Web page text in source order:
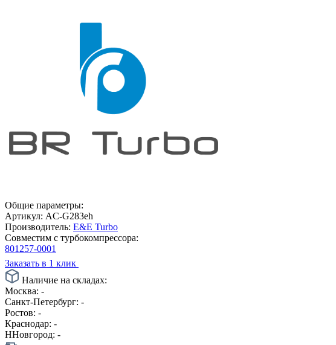
Общие параметры:
Артикул: AC-G283eh
Производитель: E&E Turbo
Совместим с турбокомпрессора:
801257-0001
Заказать в 1 клик
Наличие на складах:
Москва: -
Санкт-Петербург: -
Ростов: -
Краснодар: -
ННовгород: -